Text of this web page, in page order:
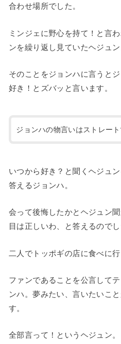
合わせ場所でした。
ミンジェに野心を持て！と言
ンを繰り返し見ていたヘジュン
そのことをジョンハに言うと
好き！とズバッと言います。
ジョンハの物言いはストレート
いつから好き？と聞くヘジュ
答えるジョンハ。
会って後悔したかとヘジュン
目は正しいわ、と答えるのでし
二人でトッポギの店に食べに行
ファンであることを公言して
ンハ。夢みたい、言いたいこ
す。
全部言って！というヘジュン